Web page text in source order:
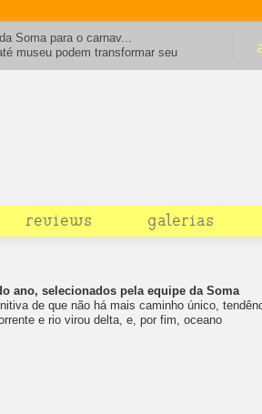
Soma para o carnav...
museu podem transformar seu
épico
reviews galerias
ano, selecionados pela equipe da Soma
de que não há mais caminho único,
e rio virou delta, e, por fim, oceano